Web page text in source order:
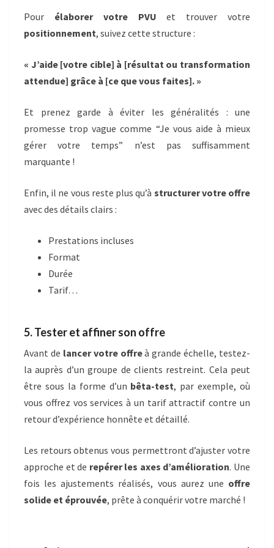
Pour élaborer votre PVU et trouver votre
positionnement, suivez cette structure :
« J’aide [votre cible] à [résultat ou transformation
attendue] grâce à [ce que vous faites]. »
Et prenez garde à éviter les généralités : une
promesse trop vague comme “Je vous aide à mieux
gérer votre temps” n’est pas suffisamment
marquante !
Enfin, il ne vous reste plus qu’à structurer votre offre
avec des détails clairs :
Prestations incluses
Format
Durée
Tarif…
5. Tester et affiner son offre
Avant de lancer votre offreà grande échelle, testez-
la auprès d’un groupe de clients restreint. Cela peut
être sous la forme d’un bêta-test, par exemple, où
vous offrez vos services à un tarif attractif contre un
retour d’expérience honnête et détaillé.
Les retours obtenus vous permettront d’ajuster votre
approche et de repérer les axes d’amélioration. Une
fois les ajustements réalisés, vous aurez une offre
solide et éprouvée, prête à conquérir votre marché !